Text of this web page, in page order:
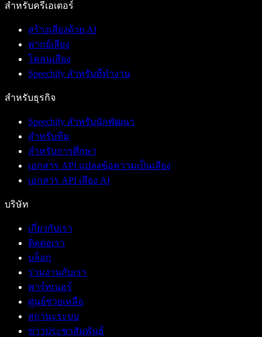
สำหรับครีเอเตอร์
สร้างเสียงด้วย AI
พากย์เสียง
โคลนเสียง
Speechify สำหรับที่ทำงาน
สำหรับธุรกิจ
Speechify สำหรับนักพัฒนา
สำหรับทีม
สำหรับการศึกษา
เอกสาร API แปลงข้อความเป็นเสียง
เอกสาร API เสียง AI
บริษัท
เกี่ยวกับเรา
ติดต่อเรา
บล็อก
ร่วมงานกับเรา
พาร์ทเนอร์
ศูนย์ช่วยเหลือ
สถานะระบบ
ข่าวประชาสัมพันธ์